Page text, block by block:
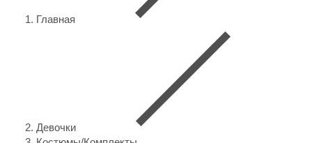
Главная
Девочки